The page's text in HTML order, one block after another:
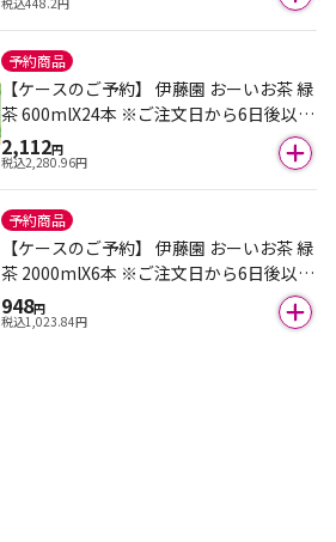
予約商品
【ケースのご予約】 伊藤園 おーいお茶 緑
茶 600mlX24本 ※ご注文日から6日後以降
のお届けとなります。
2,112円
税込2,280.96円
予約商品
【ケースのご予約】 伊藤園 おーいお茶 緑
茶 2000mlX6本 ※ご注文日から6日後以降
のお届けとなります。
948円
税込1,023.84円